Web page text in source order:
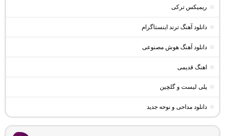
ریمیکس ترکی
دانلود آهنگ ترند اینستاگرام
دانلود آهنگ هوش مصنوعی
اهنگ قدیمی
پلی لیست و گلچین
دانلود مداحی و نوحه جدید